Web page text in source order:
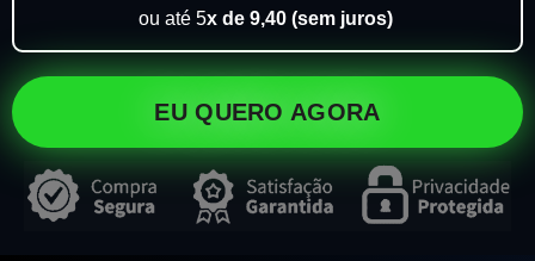
ou até 5x de 9,40 (sem juros)
EU QUERO AGORA